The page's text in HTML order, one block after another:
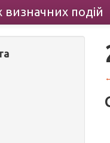
визначних подій